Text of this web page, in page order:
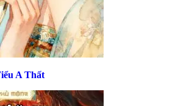
A Thất